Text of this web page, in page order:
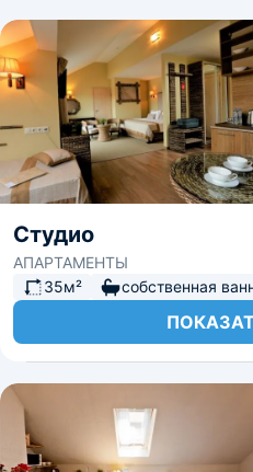
Студио
АПАРТАМЕНТЫ
35м²
собственная